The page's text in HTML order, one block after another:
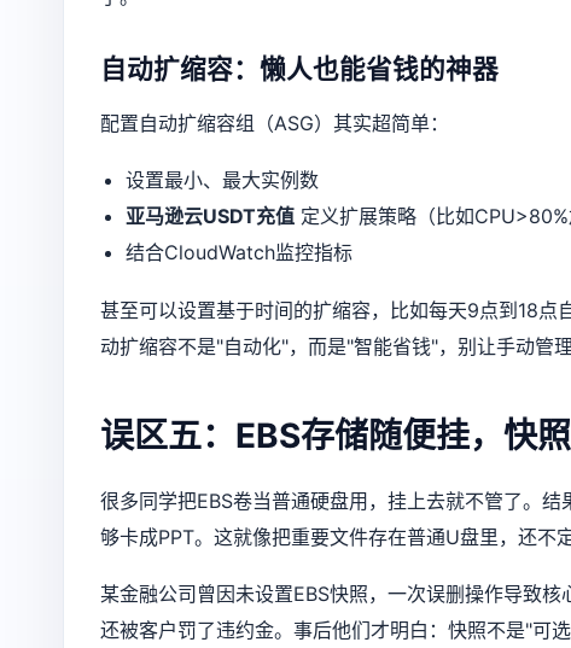
自动扩缩容：懒人也能省钱的神器
配置自动扩缩容组（ASG）其实超简单：
设置最小、最大实例数
亚马逊云USDT充值定义扩展策略（比如CPU>80%
结合CloudWatch监控指标
甚至可以设置基于时间的扩缩容，比如每天9点到18
动扩缩容不是"自动化"，而是"智能省钱"，别让手动管理
误区五：EBS存储随便挂，快照
很多同学把EBS卷当普通硬盘用，挂上去就不管了。
够卡成PPT。这就像把重要文件存在普通U盘里，还
某金融公司曾因未设置EBS快照，一次误删操作导致
还被客户罚了违约金。事后他们才明白：快照不是"可选